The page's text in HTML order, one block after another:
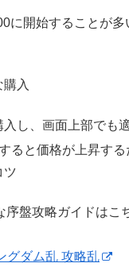
に開始することが
入
し、画面上部でも
ると価格が上昇す
ツ
序盤攻略ガイドはこ
グダム乱 攻略乱